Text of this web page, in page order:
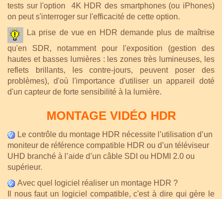
tests sur l'option 4K HDR des smartphones (ou iPhones)
on peut s'interroger sur l'efficacité de cette option.
La prise de vue en HDR demande plus de maîtrise
qu'en SDR, notamment pour l'exposition (gestion des
hautes et basses lumières : les zones très lumineuses, les
reflets brillants, les contre-jours, peuvent poser des
problèmes), d'où l'importance d'utiliser un appareil doté
d'un capteur de forte sensibilité à la lumière.
MONTAGE VIDÉO HDR
Le contrôle du montage HDR nécessite l’utilisation d’un
moniteur de référence compatible HDR ou d’un téléviseur
UHD branché à l’aide d’un câble SDI ou HDMI 2.0 ou
supérieur.
Avec quel logiciel réaliser un montage HDR ?
Il nous faut un logiciel compatible, c'est à dire qui gère le